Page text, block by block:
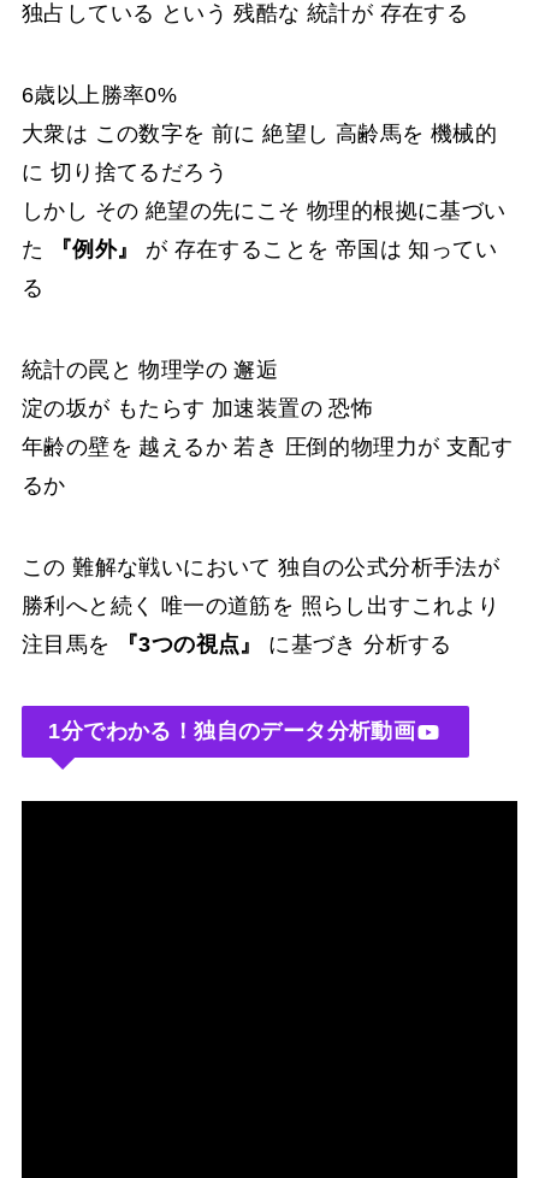
独占している という 残酷な 統計が 存在する
6歳以上勝率0%
大衆は この数字を 前に 絶望し 高齢馬を 機械的
に 切り捨てるだろう
しかし その 絶望の先にこそ 物理的根拠に基づい
た
『例外』
が 存在することを 帝国は 知ってい
る
統計の罠と 物理学の 邂逅
淀の坂が もたらす 加速装置の 恐怖
年齢の壁を 越えるか 若き 圧倒的物理力が 支配す
るか
この 難解な戦いにおいて 独自の公式分析手法が
勝利へと続く 唯一の道筋を 照らし出すこれより
注目馬を
『3つの視点』 に基づき 分析する
1分でわかる！独自のデータ分析動画